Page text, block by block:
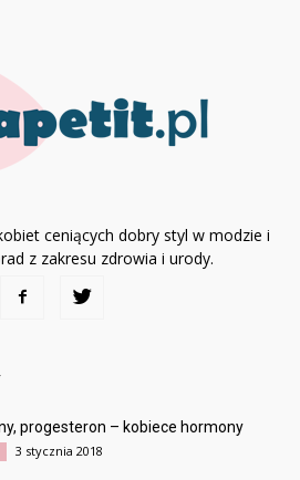
ceniących dobry styl w modzie i
z zakresu zdrowia i urody.
progesteron – kobiece hormony
3 stycznia 2018